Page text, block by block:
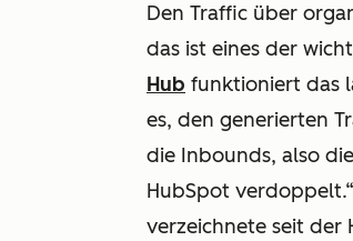
Den Traffic über
das ist eines der
Hub funktioniert das
es, den generierten
die Inbounds, also
HubSpot
verzeichnete seit der